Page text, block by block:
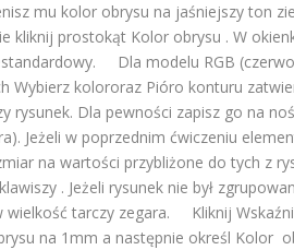
mu kolor obrysu na jaśniejszy ton
kliknij prostokąt Kolor obrysu . W
Dla modelu RGB
Wybierz kolororaz Pióro konturu
rysunek. Dla pewności zapisz go na
Jeżeli w poprzednim ćwiczeniu
na wartości przybliżone do tych z
. Jeżeli rysunek nie był
wielkość tarczy zegara. Kliknij
na 1mm a następnie określ Kolor